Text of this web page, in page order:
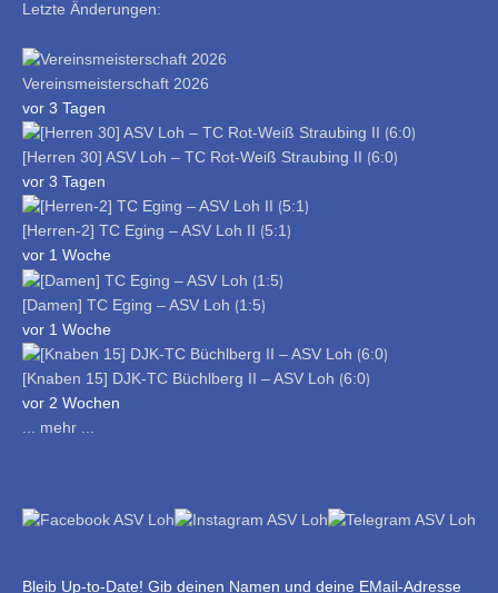
Letzte Änderungen:
Vereinsmeisterschaft 2026
vor 3 Tagen
[Herren 30] ASV Loh – TC Rot-Weiß Straubing II ⟮6:0⟯
vor 3 Tagen
[Herren-2] TC Eging – ASV Loh II ⟮5:1⟯
vor 1 Woche
[Damen] TC Eging – ASV Loh ⟮1:5⟯
vor 1 Woche
[Knaben 15] DJK-TC Büchlberg II – ASV Loh ⟮6:0⟯
vor 2 Wochen
... mehr ...
Bleib Up-to-Date! Gib deinen Namen und deine EMail-Adresse